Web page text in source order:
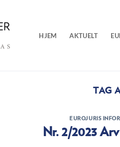
HJEM AKTUELT
TAG
EUROJURIS
Nr. 2/2023